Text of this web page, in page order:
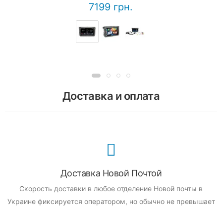
7199 грн.
Доставка и оплата
Доставка Новой Почтой
Скорость доставки в любое отделение Новой почты в
Украине фиксируется оператором, но обычно не превышает